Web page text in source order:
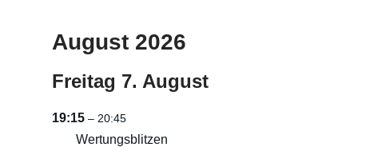
August 2026
Freitag 7. August
19:15 – 20:45
Wertungsblitzen